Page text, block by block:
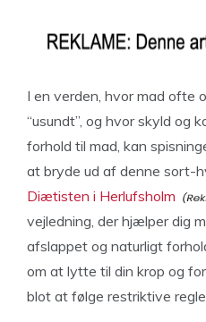
I en verden, hvor mad ofte
“usundt”, og hvor skyld og
forhold til mad, kan
at bryde ud af denne sort-
Diætisten i Herlufsholm
vejledning, der hjælper dig
afslappet og naturligt
om at lytte til din krop og
blot at følge restriktive